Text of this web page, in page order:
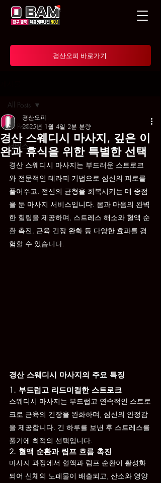
경산오피 바로가기
All Posts
서비스
All Posts
경산 스웨디시 마사지, 깊은 이
완과 휴식을 위한 특별한 선택
경산오피
2025년 1월 4일 2분 분량
경산 스웨디시 마사지는 부드러운 스트로크
와 전문적인 테라피 기법으로 심신의 피로를
풀어주고, 전신의 균형을 회복시키는 데 중점
을 둔 마사지 서비스입니다. 몸과 마음의 완벽
한 힐링을 제공하며, 스트레스 해소와 혈액 순
환 촉진, 근육 긴장 완화 등 다양한 효과를 경
험할 수 있습니다.
경산 스웨디시 마사지의 주요 특징
1. 부드럽고 리드미컬한 스트로크
스웨디시 마사지는 부드럽고 연속적인 스트로
크로 근육의 긴장을 완화하며, 심신의 안정감
을 제공합니다. 긴 하루를 보낸 후 스트레스를
풀기에 최적의 선택입니다.
2. 혈액 순환과 림프 흐름 촉진
마사지 과정에서 혈액과 림프 순환이 활성화
되어 신체의 노폐물이 배출되고, 산소와 영양